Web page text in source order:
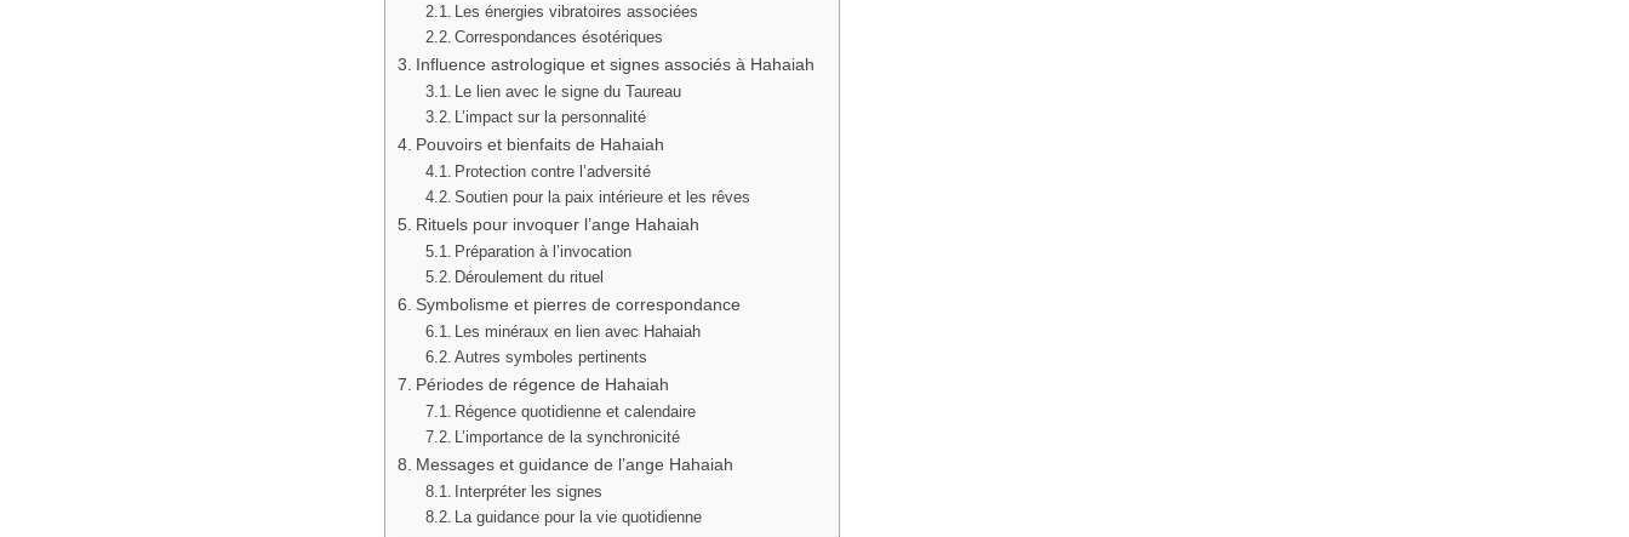
Les énergies vibratoires associées
Correspondances ésotériques
Influence astrologique et signes associés à Hahaiah
Le lien avec le signe du Taureau
L’impact sur la personnalité
Pouvoirs et bienfaits de Hahaiah
Protection contre l’adversité
Soutien pour la paix intérieure et les rêves
Rituels pour invoquer l’ange Hahaiah
Préparation à l’invocation
Déroulement du rituel
Symbolisme et pierres de correspondance
Les minéraux en lien avec Hahaiah
Autres symboles pertinents
Périodes de régence de Hahaiah
Régence quotidienne et calendaire
L’importance de la synchronicité
Messages et guidance de l’ange Hahaiah
Interpréter les signes
La guidance pour la vie quotidienne